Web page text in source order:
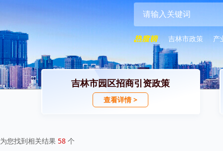
吉林市政策 产
吉林市园区招商引资政策
查看详情 >
为您找到相关结果 58 个